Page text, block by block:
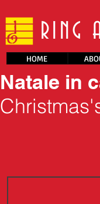
RING
HOME
Natale in